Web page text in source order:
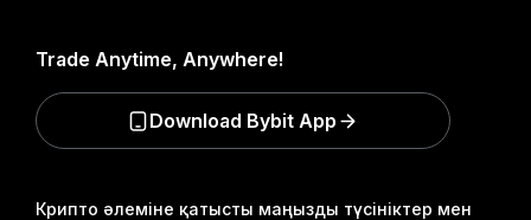
Крипто әлеміне қатысты маңызды түсініктер мен
Trade Anytime, Anywhere!
Download Bybit App